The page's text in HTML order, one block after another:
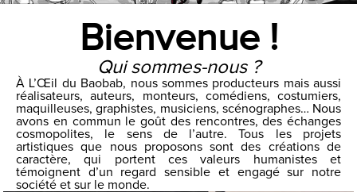
Bienvenue !
Qui sommes-nous ?
À L’Œil du Baobab, nous sommes producteurs mais aussi
réalisateurs, auteurs, monteurs, comédiens, costumiers,
maquilleuses, graphistes, musiciens, scénographes… Nous
avons en commun le goût des rencontres, des échanges
cosmopolites, le sens de l’autre. Tous les projets
artistiques que nous proposons sont des créations de
caractère, qui portent ces valeurs humanistes et
témoignent d’un regard sensible et engagé sur notre
société et sur le monde.